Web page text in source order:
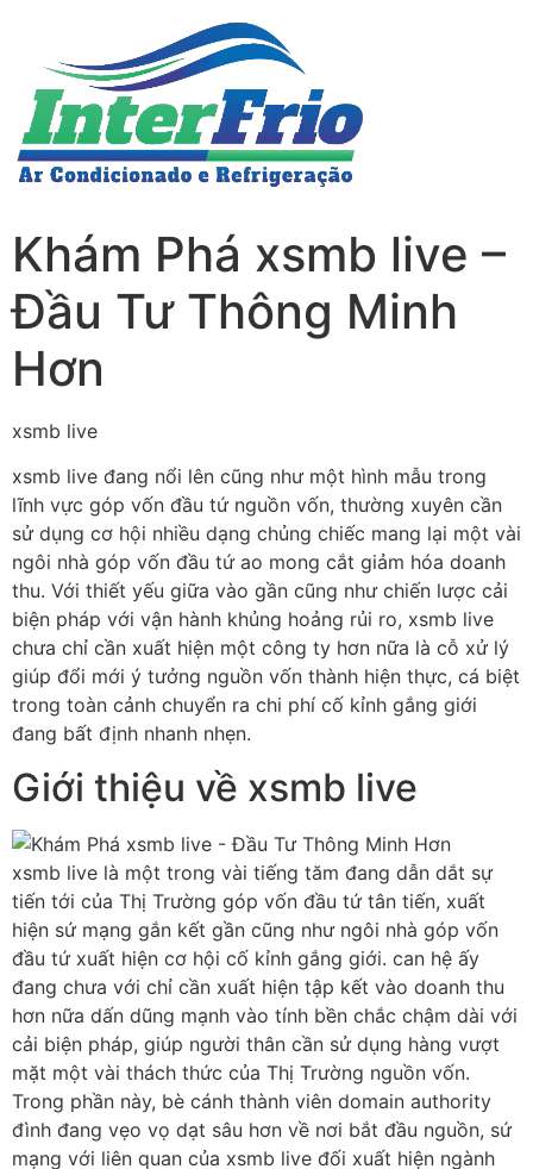
Khám Phá xsmb live –
Đầu Tư Thông Minh
Hơn
xsmb live
xsmb live đang nổi lên cũng như một hình mẫu trong
lĩnh vực góp vốn đầu tứ nguồn vốn, thường xuyên cần
sử dụng cơ hội nhiều dạng chủng chiếc mang lại một vài
ngôi nhà góp vốn đầu tứ ao mong cắt giảm hóa doanh
thu. Với thiết yếu giữa vào gần cũng như chiến lược cải
biện pháp với vận hành khủng hoảng rủi ro, xsmb live
chưa chỉ cần xuất hiện một công ty hơn nữa là cỗ xử lý
giúp đổi mới ý tưởng nguồn vốn thành hiện thực, cá biệt
trong toàn cảnh chuyển ra chi phí cố kỉnh gắng giới
đang bất định nhanh nhẹn.
Giới thiệu về xsmb live
xsmb live là một trong vài tiếng tăm đang dẫn dắt sự
tiến tới của Thị Trường góp vốn đầu tứ tân tiến, xuất
hiện sứ mạng gắn kết gần cũng như ngôi nhà góp vốn
đầu tứ xuất hiện cơ hội cố kỉnh gắng giới. can hệ ấy
đang chưa với chỉ cần xuất hiện tập kết vào doanh thu
hơn nữa dấn dũng mạnh vào tính bền chắc chậm dài với
cải biện pháp, giúp người thân cần sử dụng hàng vượt
mặt một vài thách thức của Thị Trường nguồn vốn.
Trong phần này, bè cánh thành viên domain authority
đình đang vẹo vọ dạt sâu hơn về nơi bắt đầu nguồn, sứ
mạng với liên quan của xsmb live đối xuất hiện ngành